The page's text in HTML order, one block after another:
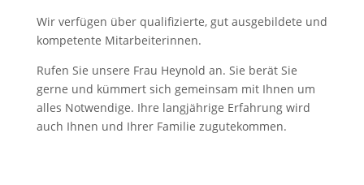
Wir verfügen über qualifizierte, gut ausgebildete und
kompetente Mitarbeiterinnen.
Rufen Sie unsere Frau Heynold an. Sie berät Sie
gerne und kümmert sich gemeinsam mit Ihnen um
alles Notwendige. Ihre langjährige Erfahrung wird
auch Ihnen und Ihrer Familie zugutekommen.